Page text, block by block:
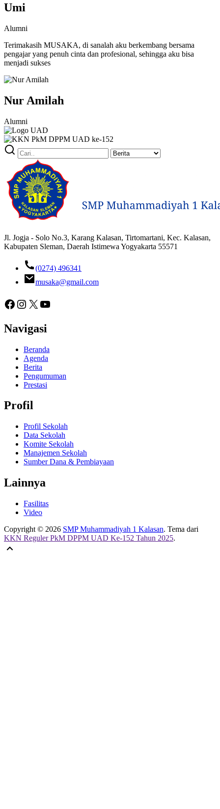
Umi
Alumni
Terimakasih MUSAKA, di sanalah aku berkembang bersama
pengajar yang penuh cinta dan profesional, sehingga aku bisa
menjadi sukses
Nur Amilah
Alumni
Jl. Jogja - Solo No.3, Karang Kalasan, Tirtomartani, Kec. Kalasan,
Kabupaten Sleman, Daerah Istimewa Yogyakarta 55571
(0274) 496341
musaka@gmail.com
Facebook
Instagram
X YouTube
Navigasi
Beranda
Agenda
Berita
Pengumuman
Prestasi
Profil
Profil Sekolah
Data Sekolah
Komite Sekolah
Manajemen Sekolah
Sumber Dana & Pembiayaan
Lainnya
Fasilitas
Video
Copyright © 2026 SMP Muhammadiyah 1 Kalasan. Tema dari
KKN Reguler PkM DPPM UAD Ke-152 Tahun 2025.